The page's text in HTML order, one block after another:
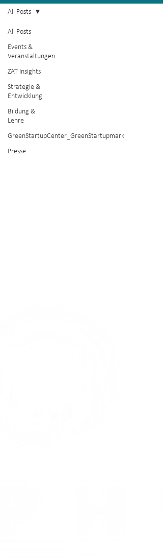
All Posts
Events &
Veranstaltungen
ZAT Insights
Strategie &
Entwicklung
Bildung &
Lehre
GreenStartupCenter_GreenStartupmark
Presse
All Posts